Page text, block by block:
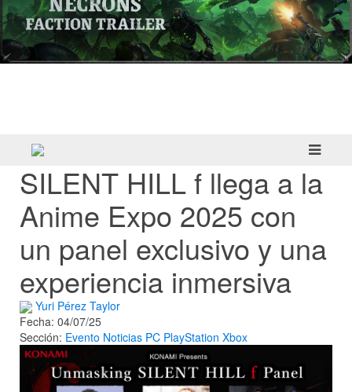
SILENT HILL f llega a la
Anime Expo 2025 con
un panel exclusivo y una
experiencia inmersiva
Yuri Pérez Taylor
Fecha: 04/07/25
Sección: Evento Noticias PC PlayStation Xbox